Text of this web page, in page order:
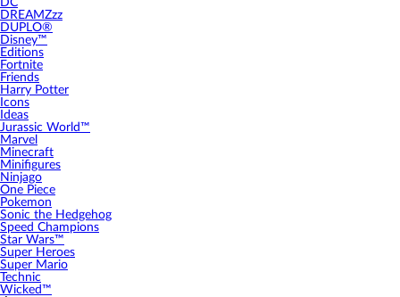
DC
DREAMZzz
DUPLO®
Disney™
Editions
Fortnite
Friends
Harry Potter
Icons
Ideas
Jurassic World™
Marvel
Minecraft
Minifigures
Ninjago
One Piece
Pokemon
Sonic the Hedgehog
Speed Champions
Star Wars™
Super Heroes
Super Mario
Technic
Wicked™